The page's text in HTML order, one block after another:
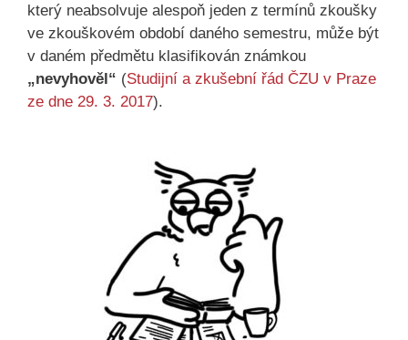
který neabsolvuje alespoň jeden z termínů zkoušky
ve zkouškovém období daného semestru, může být
v daném předmětu klasifikován známkou
„nevyhověl“ (Studijní a zkušební řád ČZU v Praze
ze dne 29. 3. 2017).